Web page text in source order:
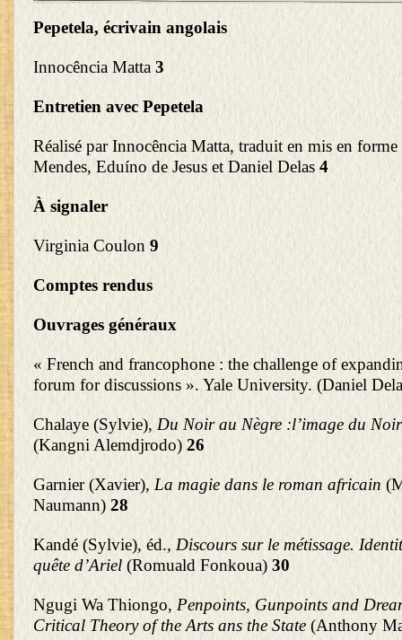
Pepetela, écrivain angolais
Innocência Matta3
Entretien avec Pepetela
Réalisé par Innocência Matta, traduit en mis en
Mendes, Eduíno de Jesus et Daniel Delas 4
À signaler
Virginia Coulon 9
Comptes rendus
Ouvrages généraux
« French and francophone : the challenge of
forum for discussions ». Yale University. (Daniel
Chalaye (Sylvie),Du Noir au Nègre :l’image du
(Kangni Alemdjrodo) 26
Garnier (Xavier), La magie dans le roman africain
Naumann) 28
Kandé (Sylvie), éd.,Discours sur le métissage.
quête d’Ariel (Romuald Fonkoua) 30
Ngugi Wa Thiongo, Penpoints, Gunpoints and
Critical Theory of the Arts ans the State (Anthony